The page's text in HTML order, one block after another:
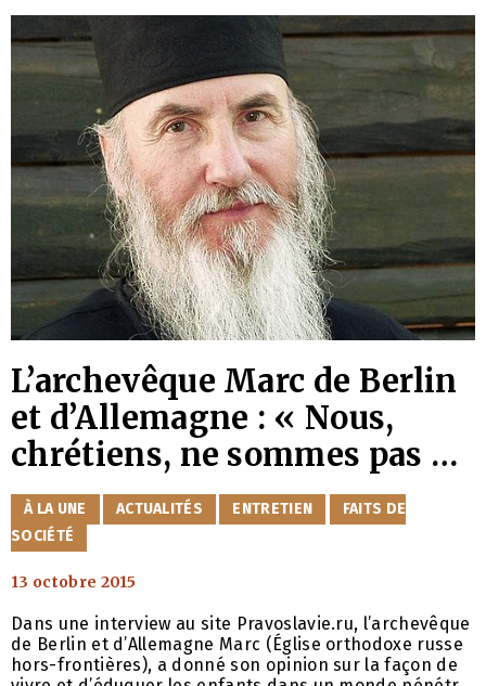
métropolite grec Polycarpe. Les discussions ont porté
sur la publication
L’archevêque Marc de Berlin
et d’Allemagne : « Nous,
chrétiens, ne sommes pas de
ce monde, et nous ne devons
pas nous adapter à lui »
CATÉGORIES
À LA UNE ACTUALITÉS ENTRETIEN
FAITS DE
SOCIÉTÉ
13 octobre 2015
Dans une interview au site Pravoslavie.ru, l’archevêque
de Berlin et d’Allemagne Marc (Église orthodoxe russe
hors-frontières), a donné son opinion sur la façon de